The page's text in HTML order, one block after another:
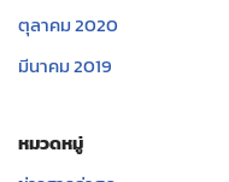
ตุลาคม 2020
มีนาคม 2019
หมวดหมู่